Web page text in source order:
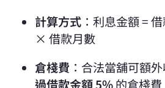
計算方式 ：利息金額 =
× 借款月數
倉棧費 ：合法當舖可額
過借款金額 5%的倉棧